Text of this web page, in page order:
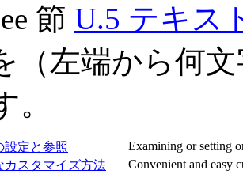
節 U.5 テキス
（左端から何
設定と参照
Examining or setting
カスタマイズ方法
Convenient and easy